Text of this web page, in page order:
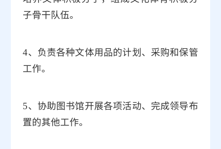
子骨干队伍。
4、负责各种文体用品的计划、采购和保管
工作。
5、协助图书馆开展各项活动、完成领导布
置的其他工作。